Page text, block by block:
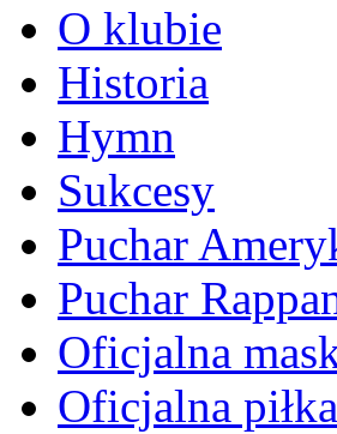
O klubie
Historia
Hymn
Sukcesy
Puchar
Puchar
Oficjalna
Oficjalna piłka